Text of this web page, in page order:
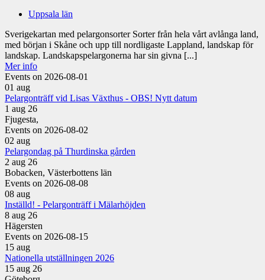
Uppsala län
Sverigekartan med pelargonsorter Sorter från hela vårt avlånga land,
med början i Skåne och upp till nordligaste Lappland, landskap för
landskap. Landskapspelargonerna har sin givna [...]
Mer info
Events on 2026-08-01
01 aug
Pelargonträff vid Lisas Växthus - OBS! Nytt datum
1 aug 26
Fjugesta,
Events on 2026-08-02
02 aug
Pelargondag på Thurdinska gården
2 aug 26
Bobacken, Västerbottens län
Events on 2026-08-08
08 aug
Inställd! - Pelargonträff i Mälarhöjden
8 aug 26
Hägersten
Events on 2026-08-15
15 aug
Nationella utställningen 2026
15 aug 26